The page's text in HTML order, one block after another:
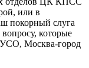
или в
покорный слуга
которые
Москва-город